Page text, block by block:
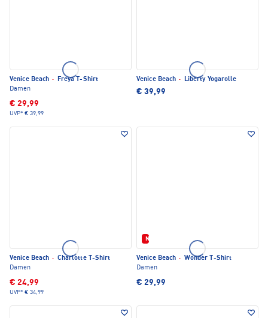
Venice Beach ·
Freya T-Shirt
Damen
€ 29,99
UVP* € 39,99
Venice Beach · Liberty Yogarolle
€ 39,99
Venice Beach · Charlotte T-Shirt
Damen
€ 24,99
UVP* € 34,99
Neu
Venice Beach · Wonder T-Shirt
Damen
€ 29,99